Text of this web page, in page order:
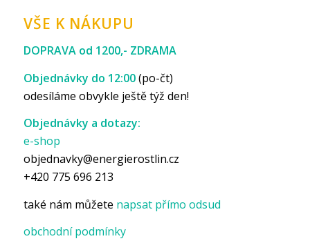
VŠE K NÁKUPU
DOPRAVA od 1200,- ZDRAMA
Objednávky do 12:00(po-čt)
odesíláme obvykle ještě týž den!
Objednávky a dotazy:
e-shop
objednavky@energierostlin.cz
+420 775 696 213
také nám můžete napsat přímo odsud
obchodní podmínky